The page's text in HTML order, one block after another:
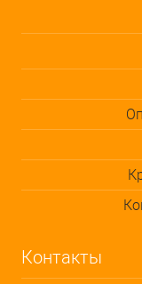
Контакты